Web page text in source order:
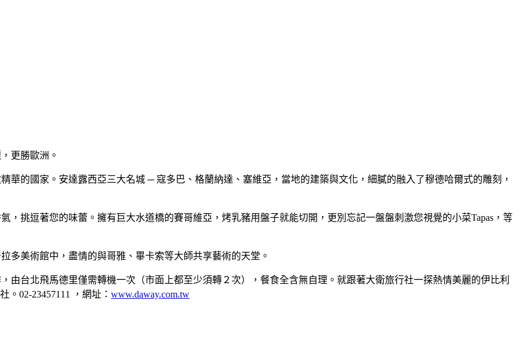
更勝歐洲。
華的國家。安達露西亞三大名城 ─ 寇多巴、格蘭納達、塞維亞，當地的建築與文化，細膩的融入了穆德哈爾式的雕刻，
，挑逗著您的味蕾。擁有巨大水道橋的賽哥維亞，烤乳豬用盤子就能切開，更別忘記一盤盤刺激您視覺的小菜Tapas，等
多美術館中，盡情的與哥雅、畢卡索等大師共享藝術的天堂。
由台北飛馬德里僅需轉機一次（市面上都至少須轉２次），餐食全含無自理。就跟著大衛旅行社一探熱情美麗的伊比利
。02-23457111 ，網址： www.daway.com.tw